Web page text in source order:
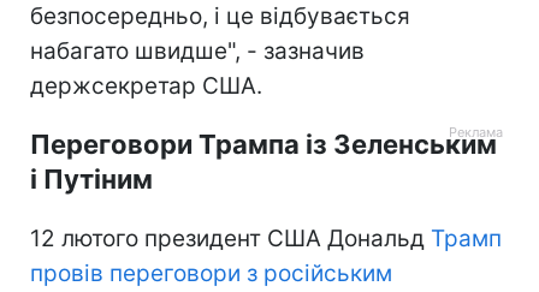
безпосередньо, і це відбувається
набагато швидше", - зазначив
держсекретар США.
Переговори Трампа із Зеленським
і Путіним
12 лютого президент США Дональд Трамп
провів переговори з російським